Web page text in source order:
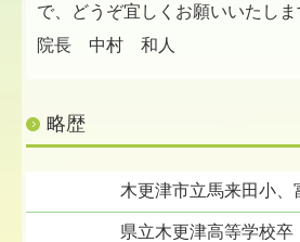
で、どうぞ宜しくお願いいたしま
院長 中村 和人
略歴
木更津市立馬来田小、
県立木更津高等学校卒